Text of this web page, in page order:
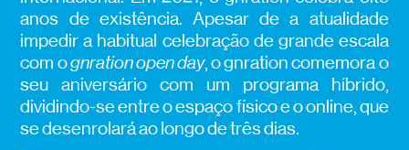
anos de existência. Apesar de a atualidade
impedir a habitual celebração de grande escala
com ognration open day, o gnration comemora o
seu aniversário com um programa híbrido,
dividindo-se entre o espaço físico e o online, que
se desenrolará ao longo de três dias.